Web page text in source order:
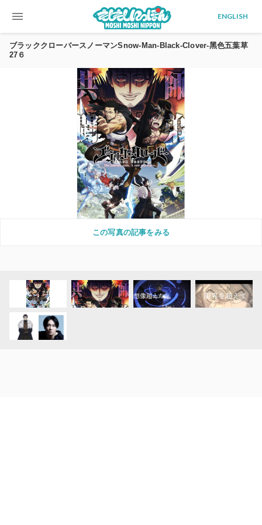
menu ENGLISH
ブラッククローバースノーマンSnow-Man-Black-Clover-黑色五葉草
27６
この写真の記事をみる